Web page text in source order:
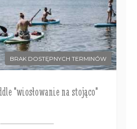
BRAK DOSTĘPNYCH TERMINÓW
"wiosłowanie na stojąco"